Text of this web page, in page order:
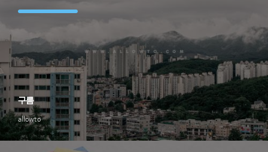
allowto
구름